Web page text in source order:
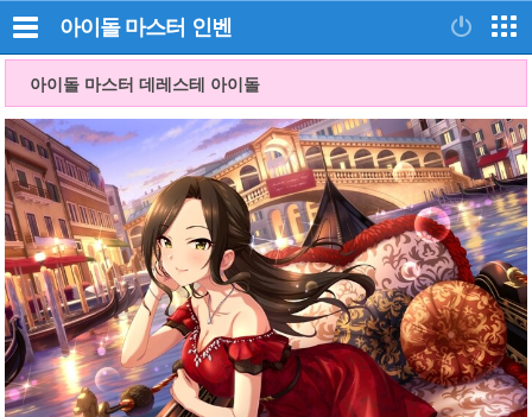
아이돌 마스터 인벤
아이돌 마스터 데레스테 아이돌